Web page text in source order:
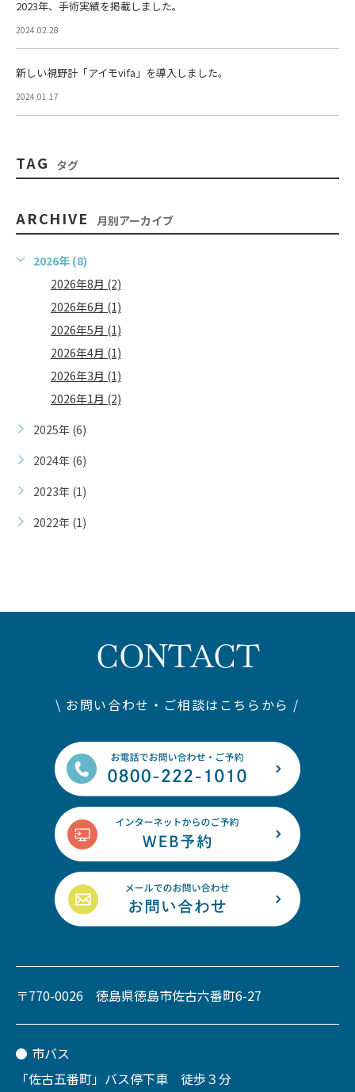
2023年、手術実績を掲載しました。
2024.02.28
新しい視野計「アイモvifa」を導入しました。
2024.01.17
TAG タグ
ARCHIVE 月別アーカイブ
2026年 (8)
2026年8月 (2)
2026年6月 (1)
2026年5月 (1)
2026年4月 (1)
2026年3月 (1)
2026年1月 (2)
2025年 (6)
2024年 (6)
2023年 (1)
2022年 (1)
CONTACT
\ お問い合わせ・ご相談はこちらから /
〒770-0026 徳島県徳島市佐古六番町6-27
市バス
「佐古五番町」バス停下車 徒歩３分